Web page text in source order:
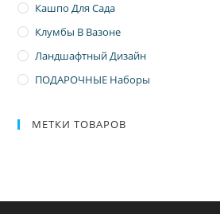
Кашпо Для Сада
Клумбы В Вазоне
Ландшафтный Дизайн
ПОДАРОЧНЫЕ Наборы
МЕТКИ ТОВАРОВ